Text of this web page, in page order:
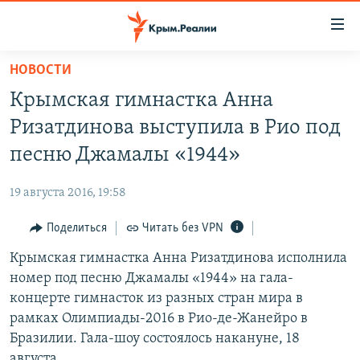
Вернуться
основному
содержанию
главной
навигации
Вернутся
поиску
СПЕЦПРОЕКТЫ
11 ЛЕТ ОККУПАЦИИ КРЫМА. 11 ИСТОРИЙ СОПРОТИВЛЕНИЯ
ЕЩЕ
ИНТЕРАКТИВ
ИНФОГРАФИКА
ТЕЛЕПРОЕКТ КРЫМ.РЕАЛИИ
СОВЕТЫ ПРАВОЗАЩИТНИКОВ
ПРОПАВШИЕ БЕЗ ВЕСТИ
РАДІО СВОБОДА
КАК ОБОЙТИ БЛОКИРОВКУ
Українською
Qırımtatar
НОВОСТИ
Крымская гимнастка Анна
Ризатдинова выступила в Рио под
песню Джамалы «1944»
19 августа 2016, 19:58
Поделиться Читать без VPN
Крымская гимнастка Анна Ризатдинова исполнила
номер под песню Джамалы «1944» на гала-
концерте гимнасток из разных стран мира в
рамках Олимпиады-2016 в Рио-де-Жанейро в
Бразилии. Гала-шоу состоялось накануне, 18